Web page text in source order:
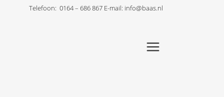
Telefoon: 0164 – 686 867 E-mail: info@baas.nl